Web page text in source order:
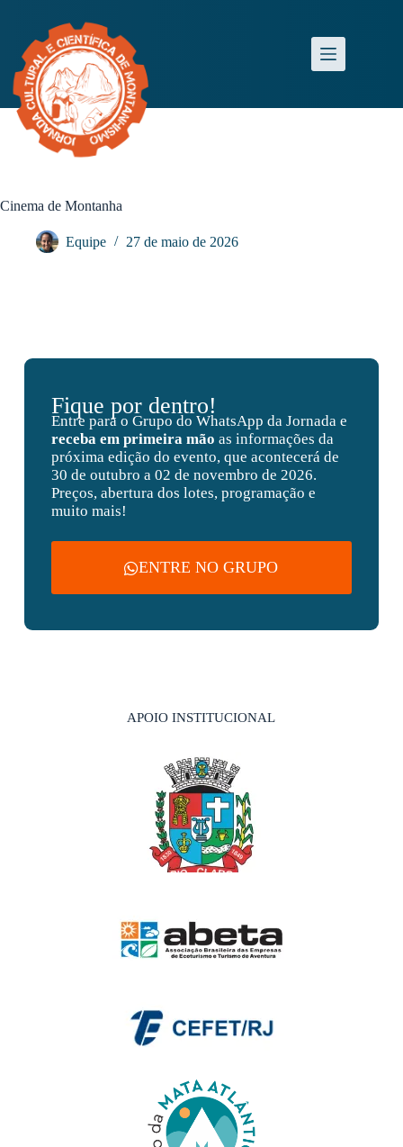
Cinema de Montanha
Equipe 27 de maio de 2026
Fique por dentro!
Entre para o Grupo do WhatsApp da Jornada e
receba em primeira mão as informações da
próxima edição do evento, que acontecerá de
30 de outubro a 02 de novembro de 2026.
Preços, abertura dos lotes, programação e
muito mais!
ENTRE NO GRUPO
APOIO INSTITUCIONAL